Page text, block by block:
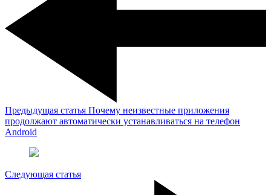
Предыдущая статья Почему неизвестные приложения
продолжают автоматически устанавливаться на телефон
Android
Следующая статья